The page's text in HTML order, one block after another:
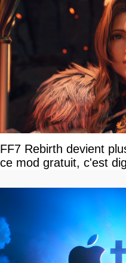
FF7 Rebirth devient
ce mod gratuit, c'est